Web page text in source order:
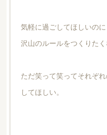
気軽に過ごしてほしいのに
沢山のルールをつくりたく
ただ笑って笑ってそれぞ
してほしい。